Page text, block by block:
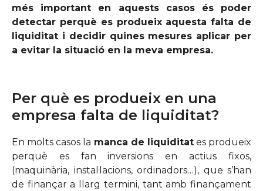
més important en aquests casos és poder
detectar perquè es produeix aquesta falta de
liquiditat i decidir quines mesures aplicar per
a evitar la situació en la meva empresa.
Per què es produeix en una
empresa falta de liquiditat?
En molts casos la manca de liquiditates produeix
perquè es fan inversions en actius fixos,
(maquinària, instal·lacions, ordinadors…), que s’han
de finançar a llarg termini, tant amb finançament